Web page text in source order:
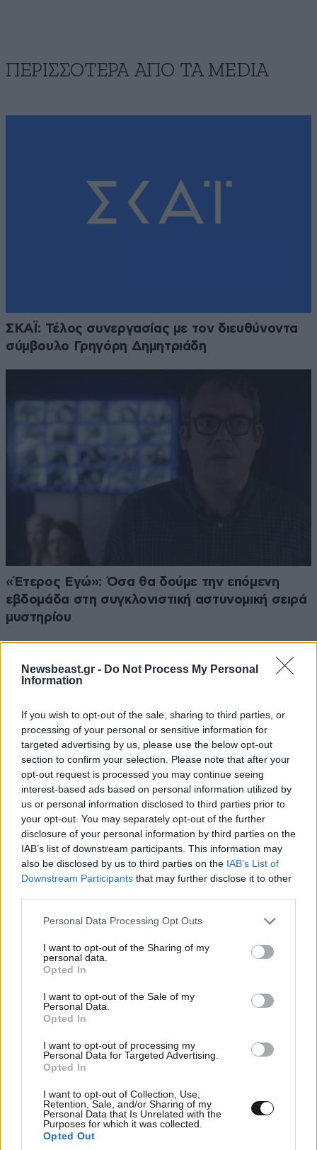
Newsbeast.gr - Do Not Process My Personal
Information
If you wish to opt-out of the sale, sharing to third parties, or
processing of your personal or sensitive information for
targeted advertising by us, please use the below opt-out
section to confirm your selection. Please note that after your
opt-out request is processed you may continue seeing
interest-based ads based on personal information utilized by
us or personal information disclosed to third parties prior to
your opt-out. You may separately opt-out of the further
disclosure of your personal information by third parties on the
IAB’s list of downstream participants. This information may
also be disclosed by us to third parties on the IAB’s List of
Downstream Participants that may further disclose it to other
Please note that this website/app uses one or more Google
not limited to your visit or usage behaviour. You may click to
grant or deny consent to Google and its third-party tags to
use your data for below specified purposes in below Google
consent section.
Personal Data Processing Opt Outs
I want to opt-out of the Sharing of my
personal data.
Opted In
I want to opt-out of the Sale of my
Personal Data.
Opted In
I want to opt-out of processing my
Personal Data for Targeted Advertising.
Opted In
I want to opt-out of Collection, Use,
Retention, Sale, and/or Sharing of my
Personal Data that Is Unrelated with the
Purposes for which it was collected.
Opted Out
ΠΕΡΙΣΣΟΤΕΡΑ ΑΠΟ ΤA MEDIA
ΣΚΑΪ: Τέλος συνεργασίας με τον διευθύνοντα
σύμβουλο Γρηγόρη Δημητριάδη
«Έτερος Εγώ»: Όσα θα δούμε την επόμενη
εβδομάδα στη συγκλονιστική αστυνομική σειρά
μυστηρίου
«The Quiz with Balls»: Η ανακοίνωση του ΣΚΑΪ
για το νέο τηλεπαιχνίδι με τον Γιάννη
Τσιμιτσέλη
«Stars System»: Η ανακοίνωση του STAR για